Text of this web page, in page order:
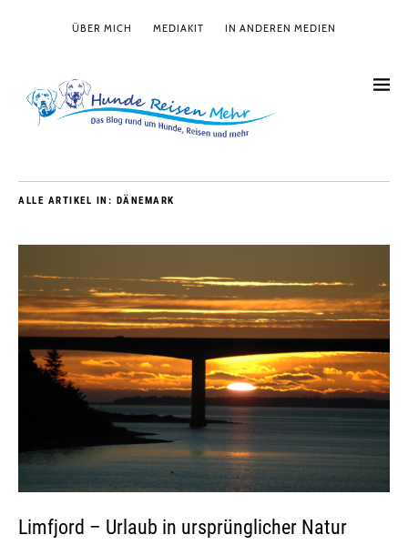
ÜBER MICH MEDIAKIT IN ANDEREN MEDIEN
ALLE ARTIKEL IN: DÄNEMARK
Limfjord – Urlaub in ursprünglicher Natur